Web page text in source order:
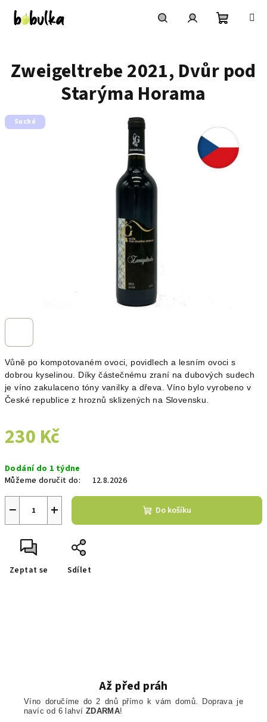
obsah
košík
Vůně po kompotovaném ovoci, povidlech a lesním ovoci s
dobrou kyselinou. Díky částečnému zraní na dubových sudech
je víno zakulaceno tóny vanilky a dřeva. Víno bylo vyrobeno v
České republice z hroznů sklizených na Slovensku.
230 Kč
cena:
Dodání do 1 týdne
Můžeme doručit do:
12.8.2026
+
− Do košíku
Zeptat se Sdílet
Zweigeltrebe 2021, Dvůr pod
Starýma Horama
Suché
Až před práh
Víno doručíme do 2 dnů přímo k vám domů. Doprava je
navíc od 6 lahví ZDARMA!